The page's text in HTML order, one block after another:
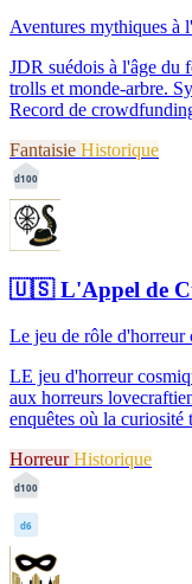
Aventures mythiques à
JDR suédois à l'âge du
trolls et monde-arbre.
Record de
Fantaisie Historique
d100
🇺🇸L'Appel de
Le jeu de rôle d'horreur
LE jeu d'horreur
aux horreurs
enquêtes où la
HorreurHistorique
d100
d6